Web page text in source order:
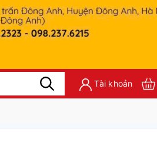
Tài khoản